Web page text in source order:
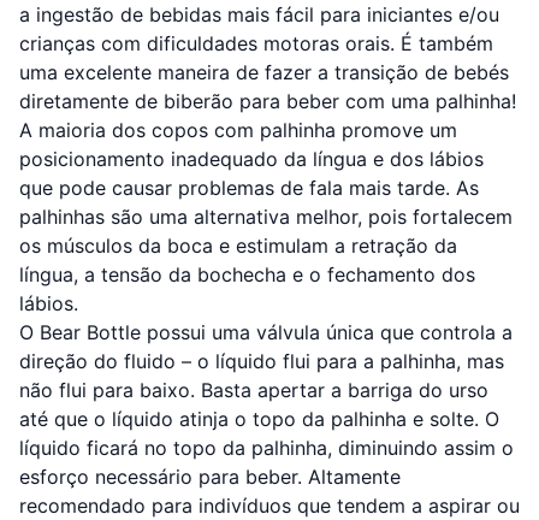
palhinha
a ingestão de bebidas mais fácil para iniciantes e/ou
crianças com dificuldades motoras orais. É também
uma excelente maneira de fazer a transição de bebés
diretamente de biberão para beber com uma palhinha!
A maioria dos copos com palhinha promove um
posicionamento inadequado da língua e dos lábios
que pode causar problemas de fala mais tarde. As
palhinhas são uma alternativa melhor, pois fortalecem
os músculos da boca e estimulam a retração da
língua, a tensão da bochecha e o fechamento dos
lábios.
O Bear Bottle possui uma válvula única que controla a
direção do fluido – o líquido flui para a palhinha, mas
não flui para baixo. Basta apertar a barriga do urso
até que o líquido atinja o topo da palhinha e solte. O
líquido ficará no topo da palhinha, diminuindo assim o
esforço necessário para beber. Altamente
recomendado para indivíduos que tendem a aspirar ou